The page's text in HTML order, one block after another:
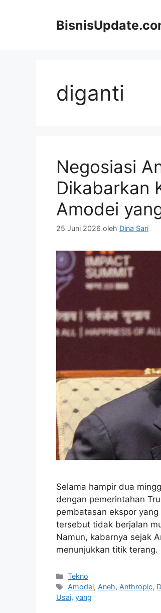
diganti
Negosiasi
Dikabarkan
Amodei
25 Juni 2026 oleh Dina Sari
Selama hampir dua
dengan pemerintahan
pembatasan ekspor
tersebut tidak berjalan
Namun, kabarnya sejak
menunjukkan titik
Kategori
Tekno
Tag
Amodei, Aneh, Anthropic,
Usai, yang